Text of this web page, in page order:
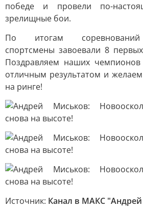
победе и провели по-
зрелищные бои.
По итогам соревнований
спортсмены завоевали 8
Поздравляем наших
отличным результатом и
на ринге!
Источник: Канал в МАКС